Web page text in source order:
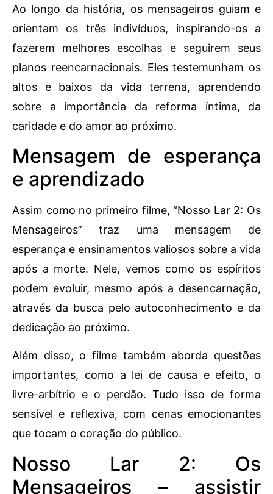
Ao longo da história, os mensageiros guiam e
orientam os três indivíduos, inspirando-os a
fazerem melhores escolhas e seguirem seus
planos reencarnacionais. Eles testemunham os
altos e baixos da vida terrena, aprendendo
sobre a importância da reforma íntima, da
caridade e do amor ao próximo.
Mensagem de esperança
e aprendizado
Assim como no primeiro filme, “Nosso Lar 2: Os
Mensageiros” traz uma mensagem de
esperança e ensinamentos valiosos sobre a vida
após a morte. Nele, vemos como os espíritos
podem evoluir, mesmo após a desencarnação,
através da busca pelo autoconhecimento e da
dedicação ao próximo.
Além disso, o filme também aborda questões
importantes, como a lei de causa e efeito, o
livre-arbítrio e o perdão. Tudo isso de forma
sensível e reflexiva, com cenas emocionantes
que tocam o coração do público.
Nosso Lar 2: Os
Mensageiros – assistir